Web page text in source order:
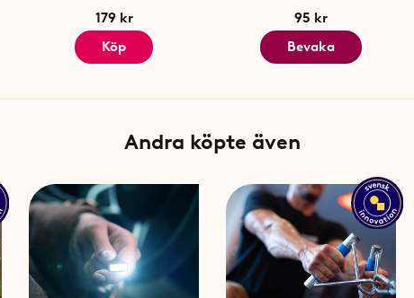
179 kr
Köp
95 kr
Bevaka
Andra köpte även